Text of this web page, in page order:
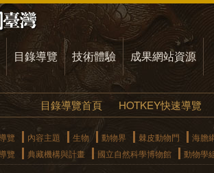
目錄導覽 技術體驗 成果網站資源
目錄導覽首頁 HOTKEY快速導覽
覽 內容主題 生物 動物界 棘皮動物門
海膽
覽 典藏機構與計畫 國立自然科學博物館 動物學